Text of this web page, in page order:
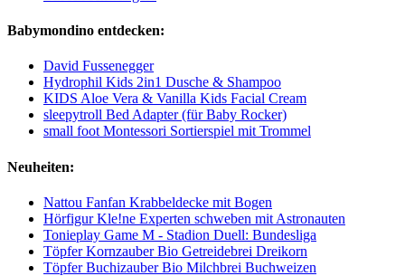
Babymondino entdecken:
David Fussenegger
Hydrophil Kids 2in1 Dusche & Shampoo
KIDS Aloe Vera & Vanilla Kids Facial Cream
sleepytroll Bed Adapter (für Baby Rocker)
small foot Montessori Sortierspiel mit Trommel
Neuheiten:
Nattou Fanfan Krabbeldecke mit Bogen
Hörfigur Kle!ne Experten schweben mit Astronauten
Tonieplay Game M - Stadion Duell: Bundesliga
Töpfer Kornzauber Bio Getreidebrei Dreikorn
Töpfer Buchizauber Bio Milchbrei Buchweizen